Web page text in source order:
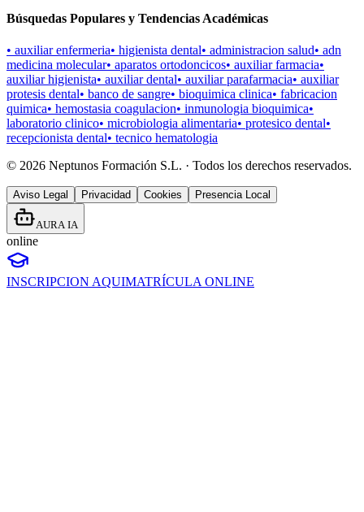
Búsquedas Populares y Tendencias Académicas
• auxiliar enfermeria• higienista dental• administracion salud• adn
medicina molecular• aparatos ortodoncicos• auxiliar farmacia•
auxiliar higienista• auxiliar dental• auxiliar parafarmacia• auxiliar
protesis dental• banco de sangre• bioquimica clinica• fabricacion
quimica• hemostasia coagulacion• inmunologia bioquimica•
laboratorio clinico• microbiologia alimentaria• protesico dental•
recepcionista dental• tecnico hematologia
© 2026 Neptunos Formación S.L. · Todos los derechos reservados.
Aviso Legal Privacidad Cookies Presencia Local
AURA IA
online
INSCRIPCION AQUIMATRÍCULA ONLINE